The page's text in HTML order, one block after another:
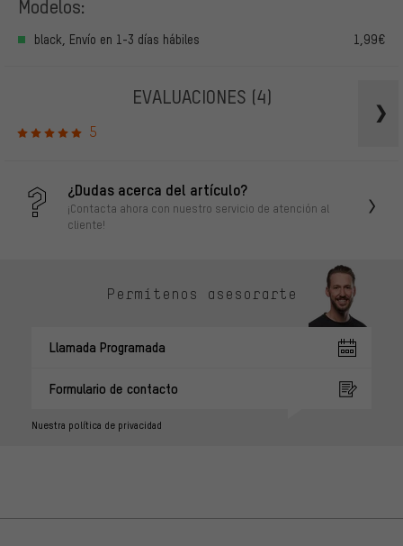
Modelos:
black, Envío en 1-3 días hábiles 1,99€
EVALUACIONES (4)
5
¿Dudas acerca del artículo?
¡Contacta ahora con nuestro servicio de atención al
cliente!
Permítenos asesorarte
Llamada Programada
Formulario de contacto
Nuestra política de privacidad